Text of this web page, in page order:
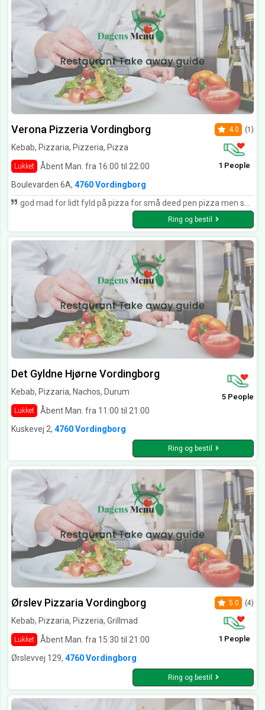
Verona Pizzeria Vordingborg
Kebab, Pizzaria, Pizzeria, Pizza
Lukket Åbent Man. fra 16:00 til 22:00
4.0 (1)
1 People
Boulevarden 6A, 4760 Vordingborg
god mad for lidt fyld på pizza for små deed pen pizza men smager godt
Ring og bestil
Det Gyldne Hjørne Vordingborg
Kebab, Pizzaria, Nachos, Durum
Lukket Åbent Man. fra 11:00 til 21:00
5 People
Kuskevej 2, 4760 Vordingborg
Ring og bestil
Ørslev Pizzaria Vordingborg
Kebab, Pizzaria, Pizzeria, Grillmad
Lukket Åbent Man. fra 15:30 til 21:00
5.0 (4)
1 People
Ørslevvej 129, 4760 Vordingborg
Ring og bestil